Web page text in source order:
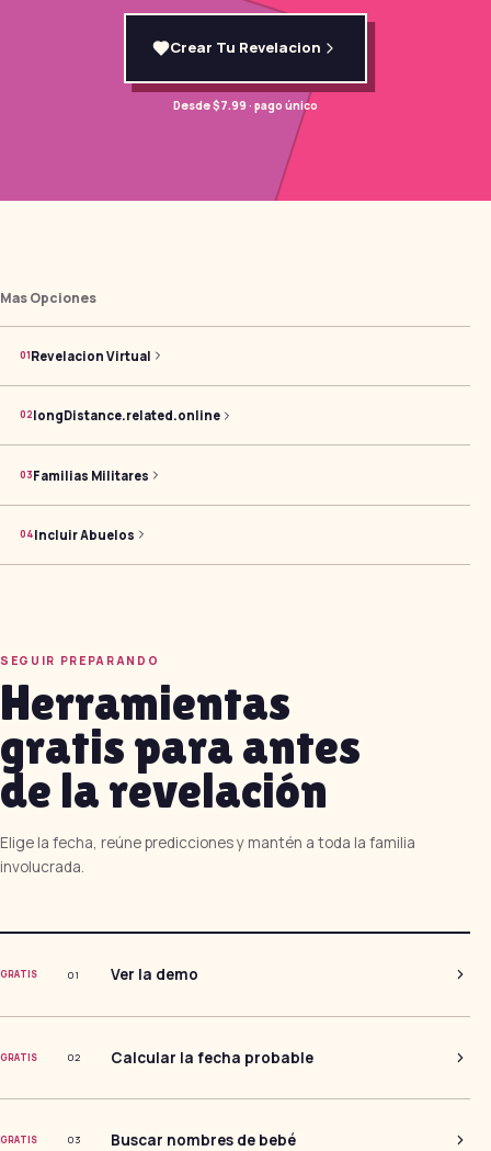
Crear Tu Revelacion
Desde $7.99 · pago único
Mas Opciones
01Revelacion Virtual
02longDistance.related.online
03Familias Militares
04Incluir Abuelos
SEGUIR PREPARANDO
Herramientas
gratis para antes
de la revelación
Elige la fecha, reúne predicciones y mantén a toda la familia
involucrada.
GRATIS 01 Ver la demo
GRATIS 02 Calcular la fecha probable
GRATIS 03 Buscar nombres de bebé